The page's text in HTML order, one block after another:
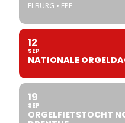
ELBURG • EPE
12
SEP
NATIONALE
19
SEP
ORGELFIETSTOCHT